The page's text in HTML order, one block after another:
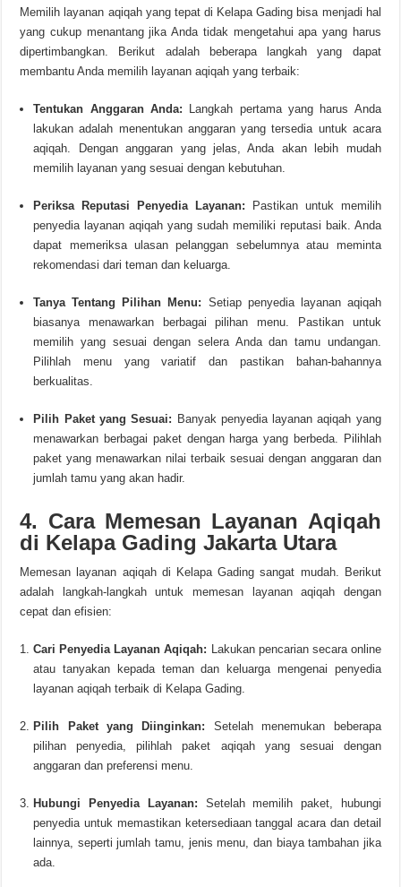
Memilih layanan aqiqah yang tepat di Kelapa Gading bisa menjadi hal
yang cukup menantang jika Anda tidak mengetahui apa yang harus
dipertimbangkan. Berikut adalah beberapa langkah yang dapat
membantu Anda memilih layanan aqiqah yang terbaik:
Tentukan Anggaran Anda: Langkah pertama yang harus Anda
lakukan adalah menentukan anggaran yang tersedia untuk acara
aqiqah. Dengan anggaran yang jelas, Anda akan lebih mudah
memilih layanan yang sesuai dengan kebutuhan.
Periksa Reputasi Penyedia Layanan: Pastikan untuk memilih
penyedia layanan aqiqah yang sudah memiliki reputasi baik. Anda
dapat memeriksa ulasan pelanggan sebelumnya atau meminta
rekomendasi dari teman dan keluarga.
Tanya Tentang Pilihan Menu: Setiap penyedia layanan aqiqah
biasanya menawarkan berbagai pilihan menu. Pastikan untuk
memilih yang sesuai dengan selera Anda dan tamu undangan.
Pilihlah menu yang variatif dan pastikan bahan-bahannya
berkualitas.
Pilih Paket yang Sesuai: Banyak penyedia layanan aqiqah yang
menawarkan berbagai paket dengan harga yang berbeda. Pilihlah
paket yang menawarkan nilai terbaik sesuai dengan anggaran dan
jumlah tamu yang akan hadir.
4. Cara Memesan Layanan Aqiqah
di Kelapa Gading Jakarta Utara
Memesan layanan aqiqah di Kelapa Gading sangat mudah. Berikut
adalah langkah-langkah untuk memesan layanan aqiqah dengan
cepat dan efisien:
Cari Penyedia Layanan Aqiqah: Lakukan pencarian secara online
atau tanyakan kepada teman dan keluarga mengenai penyedia
layanan aqiqah terbaik di Kelapa Gading.
Pilih Paket yang Diinginkan: Setelah menemukan beberapa
pilihan penyedia, pilihlah paket aqiqah yang sesuai dengan
anggaran dan preferensi menu.
Hubungi Penyedia Layanan: Setelah memilih paket, hubungi
penyedia untuk memastikan ketersediaan tanggal acara dan detail
lainnya, seperti jumlah tamu, jenis menu, dan biaya tambahan jika
ada.